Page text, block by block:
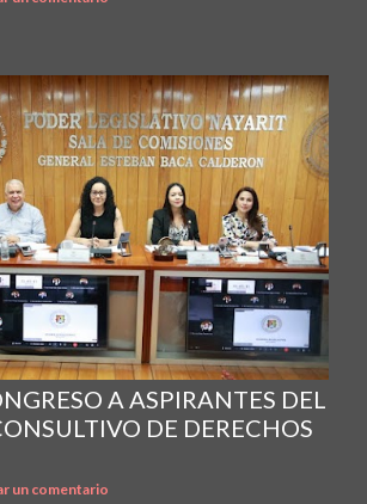
A ASPIRANTES DEL
DE DERECHOS
un comentario